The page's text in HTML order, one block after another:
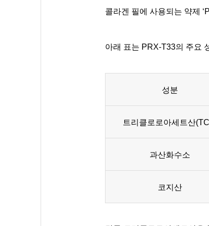
콜라겐 필에 사용되는 약제
아래 표는 PRX-T33의 주요
성분
트리클로로아세트산
과산화수소
코지산